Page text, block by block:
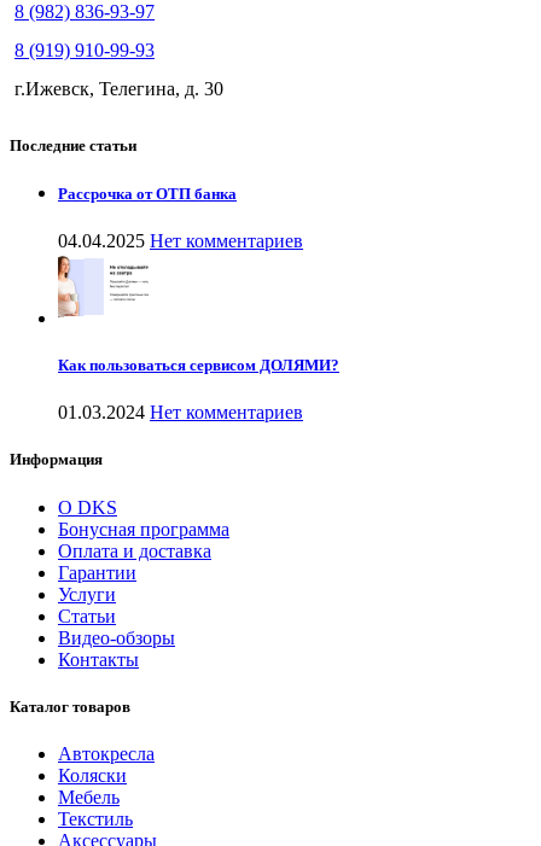
8 (982) 836-93-97
8 (919) 910-99-93
г.Ижевск, Телегина, д. 30
Последние статьи
Рассрочка от ОТП банка
04.04.2025 Нет комментариев
Как пользоваться сервисом ДОЛЯМИ?
01.03.2024 Нет комментариев
Информация
О DKS
Бонусная программа
Оплата и доставка
Гарантии
Услуги
Статьи
Видео-обзоры
Контакты
Каталог товаров
Автокресла
Коляски
Мебель
Текстиль
Аксессуары